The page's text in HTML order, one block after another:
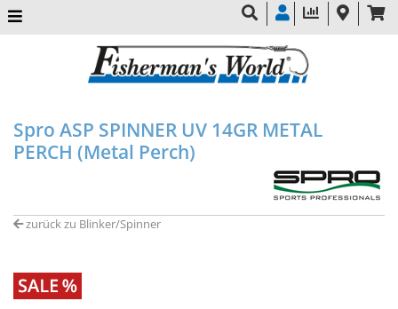
Spro ASP SPINNER UV 14GR METAL
PERCH (Metal Perch)
zurück zu Blinker/Spinner